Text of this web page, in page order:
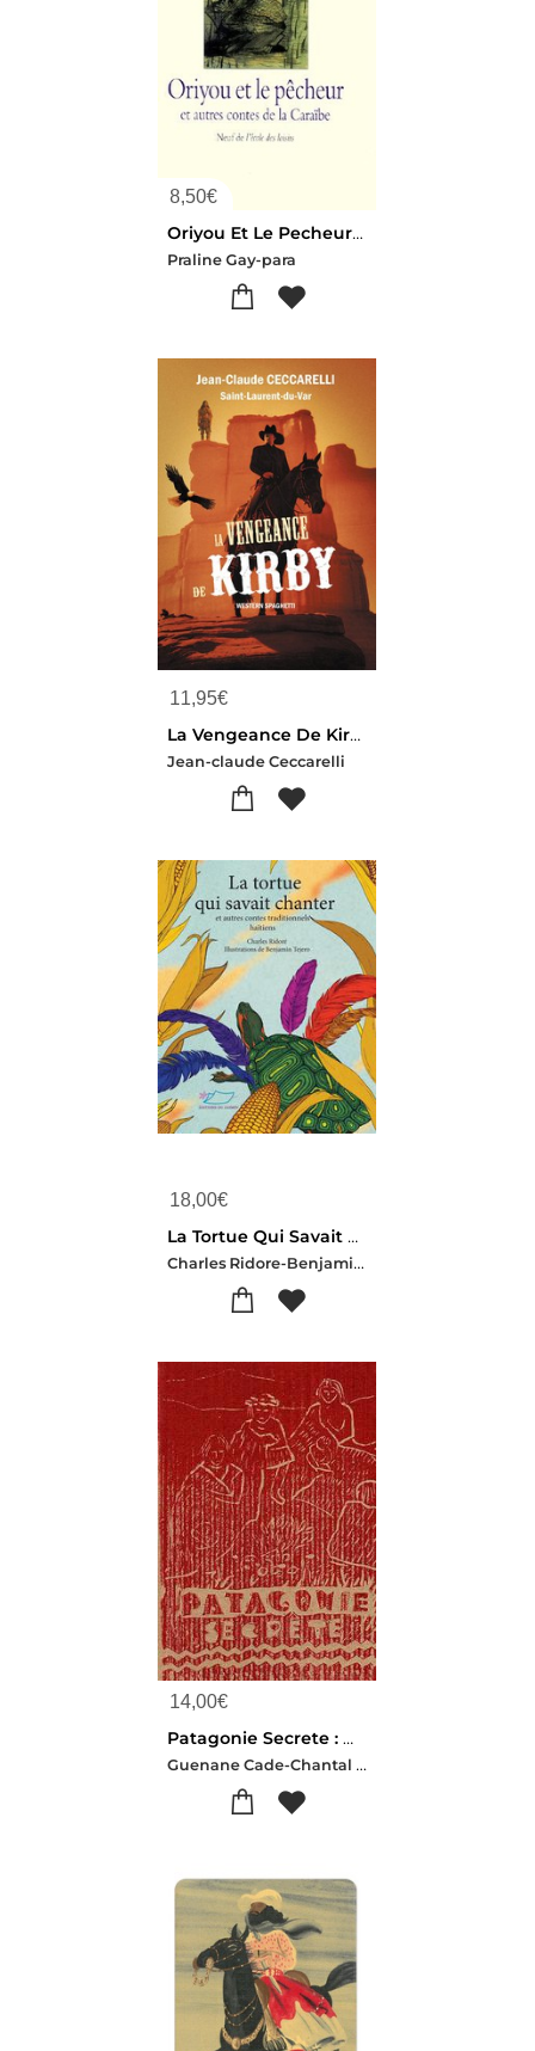
8,50€
Oriyou Et Le Pecheur Et Autres Contes De La Caraibe
Praline Gay-para
11,95€
La Vengeance De Kirby
Jean-claude Ceccarelli
18,00€
La Tortue Qui Savait Chanter : Et Autres Contes Traditionnels Haitiens
Charles Ridore-Benjamin Tejero
14,00€
Patagonie Secrete : Dans Les Traces Des Tehuelches
Guenane Cade-Chantal Bideau